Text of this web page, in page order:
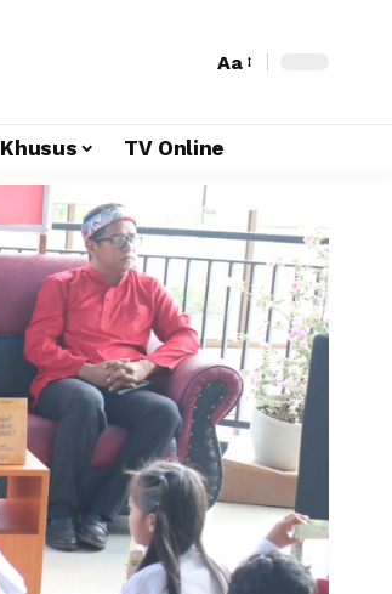
Aa
TV Online